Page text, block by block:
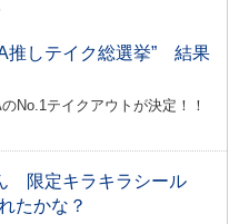
推しテイク総選挙” 結果
No.1テイクアウトが決定！！
限定キラキラシール
たかな？